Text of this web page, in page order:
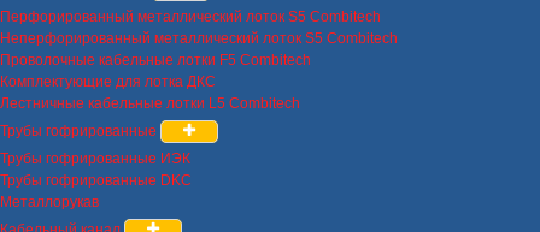
Перфорированный металлический лоток S5 Combitech
Неперфорированный металлический лоток S5 Combitech
Проволочные кабельные лотки F5 Combitech
Комплектующие для лотка ДКС
Лестничные кабельные лотки L5 Combitech
Трубы гофрированные
Трубы гофрированные ИЭК
Трубы гофрированные DKC
Металлорукав